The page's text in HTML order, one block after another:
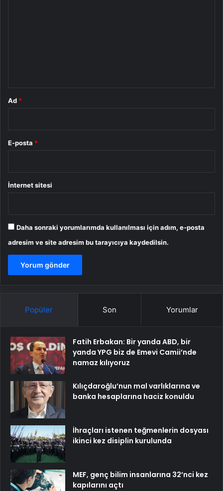
Ad *
E-posta *
İnternet sitesi
Daha sonraki yorumlarımda kullanılması için adım, e-posta
adresim ve site adresim bu tarayıcıya kaydedilsin.
Popüler Son Yorumlar
Fatih Erbakan: Bir yanda ABD, bir
yanda YPG biz de Emevi Camii’nde
namaz kılıyoruz
Kılıçdaroğlu’nun mal varlıklarına ve
banka hesaplarına haciz konuldu
İhraçları istenen teğmenlerin dosyası
ikinci kez disiplin kurulunda
MEF, genç bilim insanlarına 32’nci kez
kapılarını açtı